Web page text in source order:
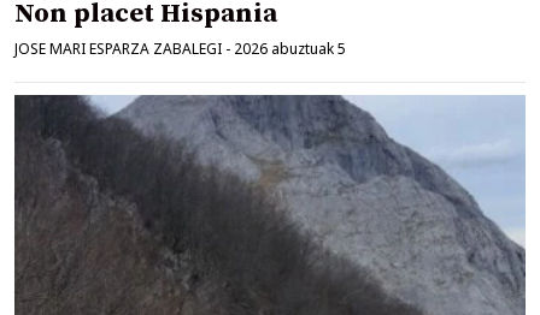
Non placet Hispania
JOSE MARI ESPARZA ZABALEGI - 2026 abuztuak 5